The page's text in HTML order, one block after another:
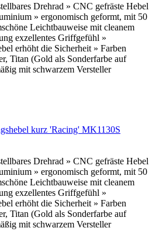
Drehrad » CNC gefräste Hebel
» ergonomisch geformt, mit 50
Leichtbauweise mit cleanem
exzellentes Griffgefühl »
erhöht die Sicherheit » Farben
Titan (Gold als Sonderfarbe auf
mit schwarzem Versteller
kurz 'Racing' MK1130S
Drehrad » CNC gefräste Hebel
» ergonomisch geformt, mit 50
Leichtbauweise mit cleanem
exzellentes Griffgefühl »
erhöht die Sicherheit » Farben
Titan (Gold als Sonderfarbe auf
mit schwarzem Versteller